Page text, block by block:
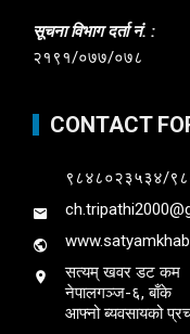
सूचना विभाग दर्ता नं. :
२१९१/०७७/०७८
CONTACT
९८४८०२३५३४/
सत्यम् खवर डट कम
नेपालगञ्ज-६, बाँके
आफ्नो ब्यवसायको